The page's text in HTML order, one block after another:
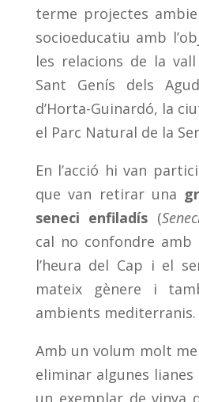
terme projectes
socioeducatiu amb
les relacions de la
Sant Genís dels
d’Horta-Guinardó, la
el Parc Natural de la
En l’acció hi van
que van retirar una
seneci enfiladís (
cal no confondre amb
l’heura del Cap i el
mateix gènere i
ambients mediterranis.
Amb un volum molt
eliminar algunes
un exemplar de vinya